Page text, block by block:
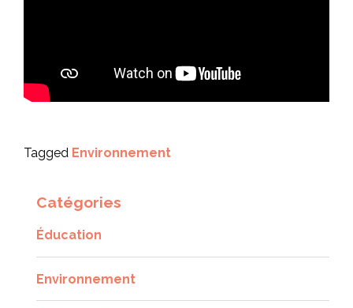
Tagged Environnement
Catégories
Éducation
Environnement